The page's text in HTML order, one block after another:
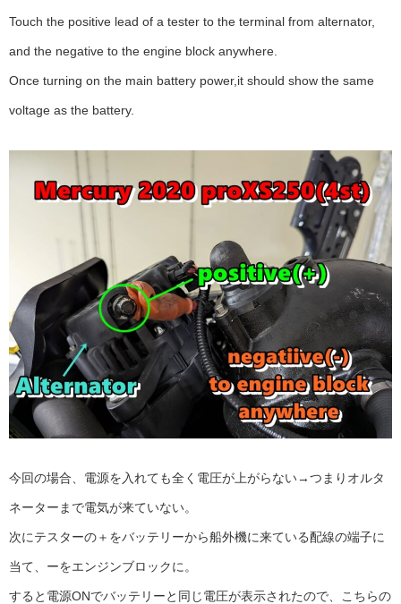
Touch the positive lead of a tester to the terminal from alternator,
and the negative to the engine block anywhere.
Once turning on the main battery power,it should show the same
voltage as the battery.
今回の場合、電源を入れても全く電圧が上がらない→つまりオルタ
ネーターまで電気が来ていない。
次にテスターの＋をバッテリーから船外機に来ている配線の端子に
当て、ーをエンジンブロックに。
すると電源ONでバッテリーと同じ電圧が表示されたので、こちらの